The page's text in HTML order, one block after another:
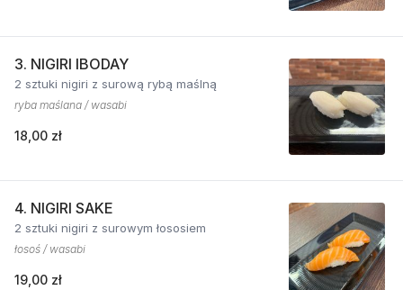
3. NIGIRI IBODAY
2 sztuki nigiri z surową rybą maślną
ryba maślana / wasabi
18,00 zł
4. NIGIRI SAKE
2 sztuki nigiri z surowym łososiem
łosoś / wasabi
19,00 zł